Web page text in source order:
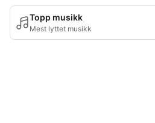
Topp musikk
Mest lyttet musikk